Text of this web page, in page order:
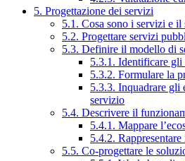
5. Progettazione dei servizi
5.1. Cosa sono i servizi e il
5.2. Progettare servizi
5.3. Definire il modello di
5.3.1. Identificare
5.3.2. Formulare la
5.3.3. Inquadrare gli
servizio
5.4. Descrivere il
5.4.1. Mappare
5.4.2.
5.5. Co-progettare le